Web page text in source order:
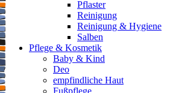
Pflaster
Reinigung
Reinigung & Hygiene
Salben
Pflege & Kosmetik
Baby & Kind
Deo
empfindliche Haut
Fußpflege